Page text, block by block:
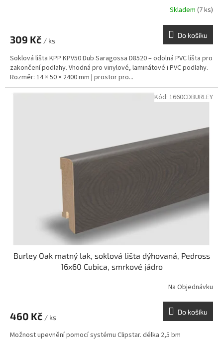
Skladem (7 ks)
309 Kč / ks
Do košíku
Soklová lišta KPP KPV50 Dub Saragossa D8520 – odolná PVC lišta pro
zakončení podlahy. Vhodná pro vinylové, laminátové i PVC podlahy.
Rozměr: 14 × 50 × 2400 mm | prostor pro...
Burley Oak matný lak, soklová lišta dýhovaná, Pedross
16x60 Cubica, smrkové jádro
Na Objednávku
460 Kč / ks
Do košíku
Možnost upevnění pomocí systému Clipstar. délka 2,5 bm
Kód: 1660CDBURLEY